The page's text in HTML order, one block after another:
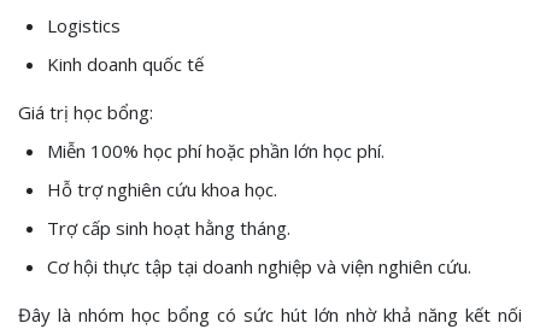
Logistics
Kinh doanh quốc tế
Giá trị học bổng:
Miễn 100% học phí hoặc phần lớn học phí.
Hỗ trợ nghiên cứu khoa học.
Trợ cấp sinh hoạt hằng tháng.
Cơ hội thực tập tại doanh nghiệp và viện nghiên cứu.
Đây là nhóm học bổng có sức hút lớn nhờ khả năng kết nối